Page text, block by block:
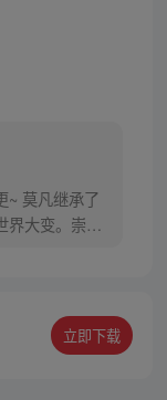
~ 莫凡继承了
界大变。崇尚
立即下载